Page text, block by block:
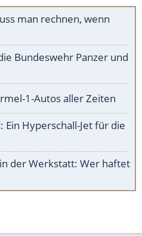
man rechnen, wenn
Bundeswehr Panzer und
1-Autos aller Zeiten
Ein Hyperschall-Jet für die
der Werkstatt: Wer haftet